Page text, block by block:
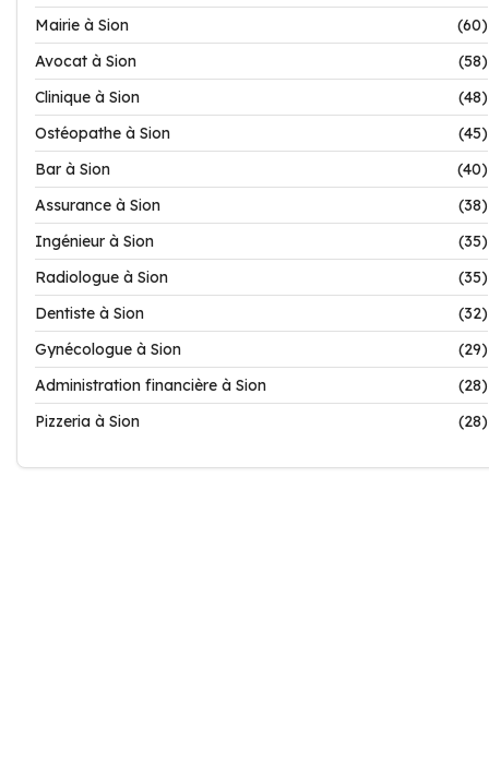
Mairie à Sion
(60)
Avocat à Sion
(58)
Clinique à Sion
(48)
Ostéopathe à Sion
(45)
Bar à Sion
(40)
Assurance à Sion
(38)
Ingénieur à Sion
(35)
Radiologue à Sion
(35)
Dentiste à Sion
(32)
Gynécologue à Sion
(29)
Administration financière à Sion
(28)
Pizzeria à Sion
(28)